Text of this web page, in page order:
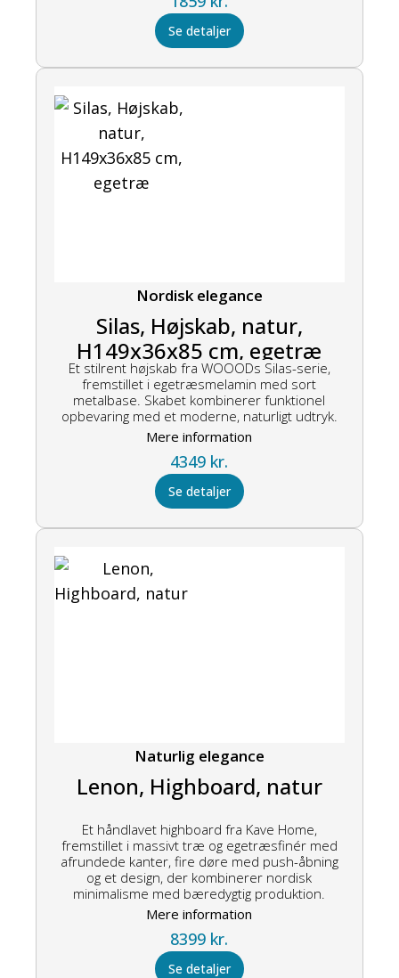
Se detaljer
Nordisk elegance
Silas, Højskab, natur,
H149x36x85 cm, egetræ
Et stilrent højskab fra WOOODs Silas-serie,
fremstillet i egetræsmelamin med sort
metalbase. Skabet kombinerer funktionel
opbevaring med et moderne, naturligt udtryk.
4349 kr.
Se detaljer
Mere information
Naturlig elegance
Lenon, Highboard, natur
Et håndlavet highboard fra Kave Home,
fremstillet i massivt træ og egetræsfinér med
afrundede kanter, fire døre med push-åbning
og et design, der kombinerer nordisk
minimalisme med bæredygtig produktion.
8399 kr.
Se detaljer
Mere information